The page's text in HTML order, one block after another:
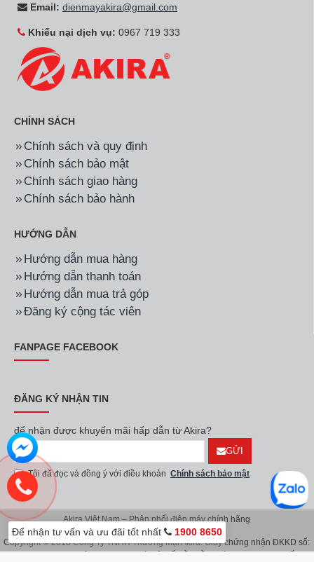
Email: dienmayakira@gmail.com
Khiếu nại dịch vụ: 0967 719 333
CHÍNH SÁCH
Chính sách và quy định
Chính sách bảo mật
Chính sách giao hàng
Chính sách bảo hành
HƯỚNG DẪN
Hướng dẫn mua hàng
Hướng dẫn thanh toán
Hướng dẫn mua trả góp
Đăng ký cộng tác viên
FANPAGE FACEBOOK
ĐĂNG KÝ NHẬN TIN
để nhận được khuyến mãi hấp dẫn từ Akira?
GỬI
Tôi đã đọc và đồng ý với điều khoản Chính sách bảo mật
Akira Việt Nam – Phân phối điện máy chính hãng
Copyright © 2018 Công Ty TNHH Thương Mại Akira. Giấy chứng nhận ĐKKD số:
Để nhận tư vấn và ưu đãi tốt nhất 1900 8650